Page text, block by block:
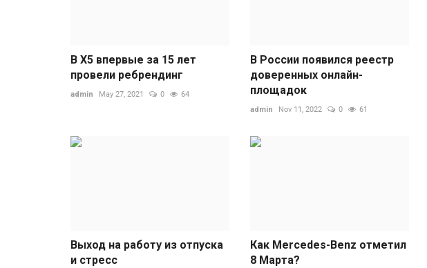
В X5 впервые за 15 лет
провели ребрендинг
admin May 27, 2021 0 64
В России появился реестр
доверенных онлайн-
площадок
admin Nov 11, 2022 0 61
Выход на работу из отпуска
и стресс
Как Mercedes-Benz отметил
8 Марта?